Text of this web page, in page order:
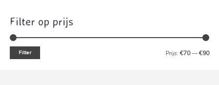
Filter op prijs
MM
Filter Prijs: €70—€90